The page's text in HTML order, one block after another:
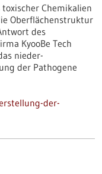
Chemikalien
Oberflächenstruktur
des
KyooBe Tech
nieder-
der Pathogene
der-